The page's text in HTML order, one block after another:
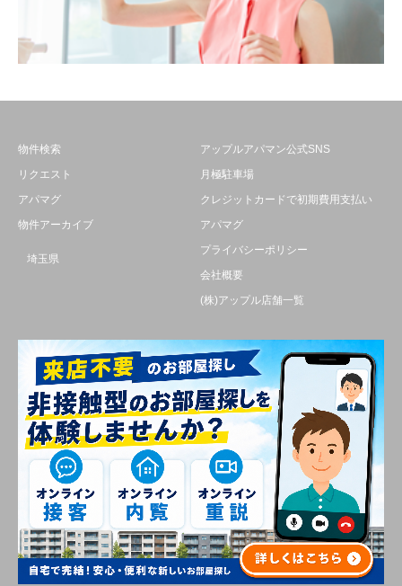
物件検索
リクエスト
アパマグ
物件アーカイブ
埼玉県
アップルアパマン公式SNS
月極駐車場
クレジットカードで初期費用支払い
アパマグ
プライバシーポリシー
会社概要
(株)アップル店舗一覧